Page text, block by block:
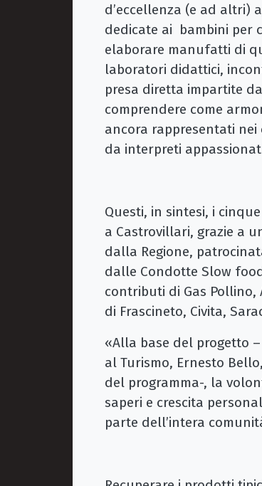
d’eccellenza (e ad altri)
dedicate ai bambini per
elaborare manufatti di
laboratori didattici,
presa diretta impartite
comprendere come
ancora rappresentati nei
da interpreti
Questi, in sintesi, i
a Castrovillari, grazie a
dalla Regione,
dalle Condotte Slow
contributi di Gas Pollino,
di Frascineto, Civita,
«Alla base del progetto
al Turismo, Ernesto
del programma-, la
saperi e crescita
parte dell’intera